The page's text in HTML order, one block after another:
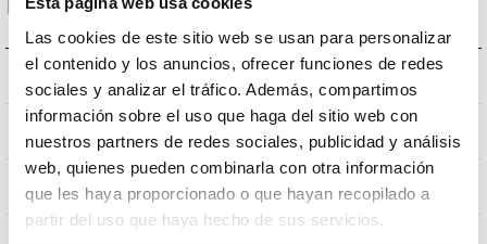
Las cookies de este sitio web se usan para personalizar
el contenido y los anuncios, ofrecer funciones de redes
sociales y analizar el tráfico. Además, compartimos
información sobre el uso que haga del sitio web con
nuestros partners de redes sociales, publicidad y análisis
web, quienes pueden combinarla con otra información
que les haya proporcionado o que hayan recopilado a
partir del uso que haya hecho de sus servicios.
Données optiques
Température de coleur 4000k
CRI Indice de rendu des couleurs
Optique VA